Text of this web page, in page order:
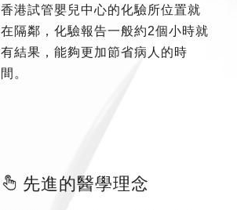
香港試管嬰兒中心的化驗所位置就
在隔鄰，化驗報告一般約2個小時就
有結果，能夠更加節省病人的時
間。
先進的醫學理念